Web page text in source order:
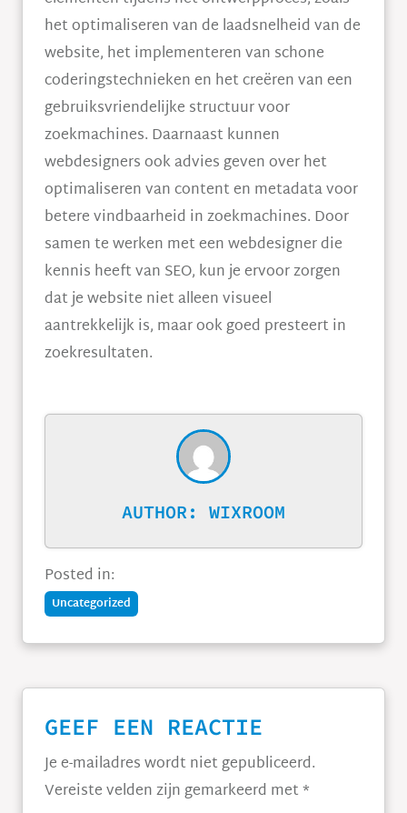
het optimaliseren van de laadsnelheid van de
website, het implementeren van schone
coderingstechnieken en het creëren van een
gebruiksvriendelijke structuur voor
zoekmachines. Daarnaast kunnen
webdesigners ook advies geven over het
optimaliseren van content en metadata voor
betere vindbaarheid in zoekmachines. Door
samen te werken met een webdesigner die
kennis heeft van SEO, kun je ervoor zorgen
dat je website niet alleen visueel
aantrekkelijk is, maar ook goed presteert in
zoekresultaten.
AUTHOR: WIXROOM
Posted in:
Uncategorized
GEEF EEN REACTIE
Je e-mailadres wordt niet gepubliceerd.
Vereiste velden zijn gemarkeerd met*